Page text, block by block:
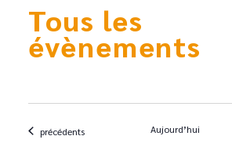
Tous les
évènements
Évènements
précédents Aujourd’hui